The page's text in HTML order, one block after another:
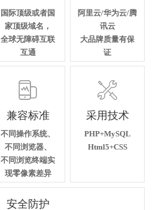
国际顶级或者国
家顶级域名，
全球无障碍互联
互通
阿里云/华为云/腾
讯云
大品牌质量有保
证

兼容标准
不同操作系统、
不同浏览器、
不同浏览终端实
现零像素差异

采用技术
PHP+MySQL
Html5+CSS
安全防护